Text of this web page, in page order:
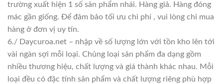
trường xuất hiện 1 số sản phẩm nhái. Hàng giả. Hàng đóng
mác gần giống. Để đảm bảo tối ưu chi phí , vui lòng chỉ mua
hàng ở đơn vị uy tín.
6./ Daycuroa.net – nhập về số lượng lớn với tồn kho lên tới
vài ngàn sợi mỗi loại. Chủng loại sản phẩm đa dạng gồm
nhiều thương hiệu, chất lượng và giá thành khác nhau. Mỗi
loại đều có đặc tính sản phẩm và chất lượng riêng phù hợp